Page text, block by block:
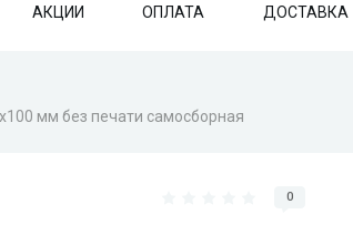
АКЦИИ ОПЛАТА ДОСТАВКА
мм без печати самосборная
0